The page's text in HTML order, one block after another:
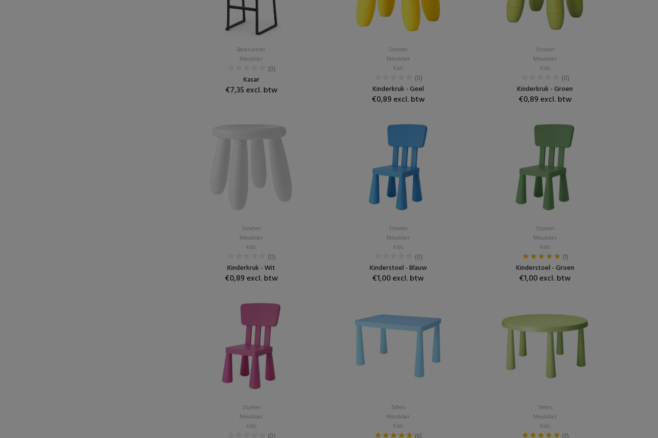
Barkrukken
Meubilair
(0)
Kasar
€7,35 excl. btw
Stoelen
Meubilair
Kids
(0)
Kinderkruk - Geel
€0,89 excl. btw
Stoelen
Meubilair
Kids
(0)
Kinderkruk - Groen
€0,89 excl. btw
Stoelen
Meubilair
Kids
(0)
Kinderkruk - Wit
€0,89 excl. btw
Stoelen
Meubilair
Kids
(0)
Kinderstoel - Blauw
€1,00 excl. btw
Stoelen
Meubilair
Kids
(1)
Kinderstoel - Groen
€1,00 excl. btw
Stoelen
Meubilair
Kids
Tafels
Meubilair
Kids
Tafels
Meubilair
Kids